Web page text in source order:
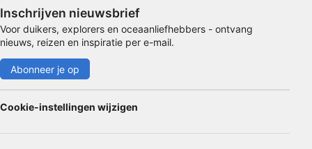
Inschrijven nieuwsbrief
Voor duikers, explorers en oceaanliefhebbers - ontvang
nieuws, reizen en inspiratie per e-mail.
Abonneer je op
Cookie-instellingen wijzigen
Functioneel
Advertenties